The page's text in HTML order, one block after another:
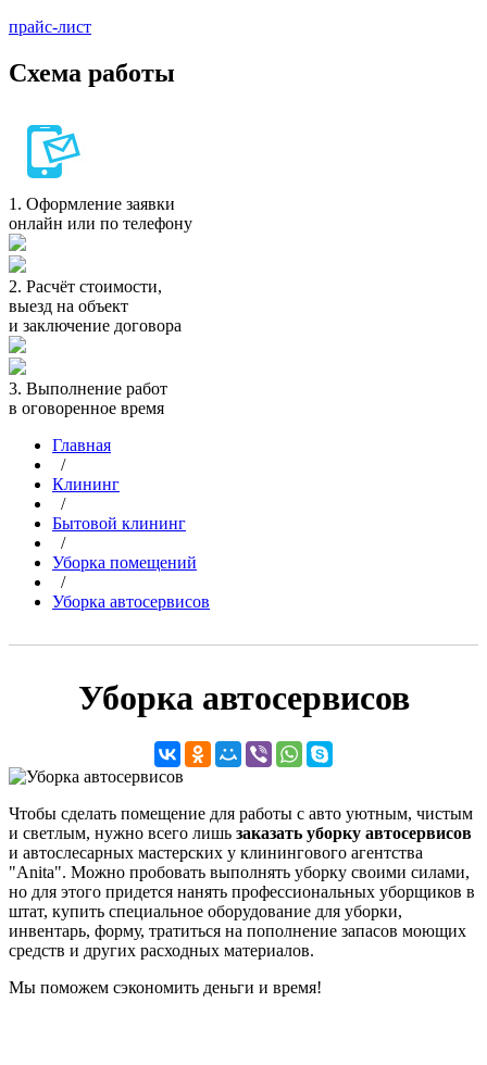
прайс-лист
Схема работы
1. Оформление заявки
онлайн или по телефону
2. Расчёт стоимости,
выезд на объект
и заключение договора
3. Выполнение работ
в оговоренное время
Главная
/
Клининг
/
Бытовой клининг
/
Уборка помещений
/
Уборка автосервисов
Уборка автосервисов
Чтобы сделать помещение для работы с авто уютным, чистым
и светлым, нужно всего лишь заказать уборку автосервисов
и автослесарных мастерских у клинингового агентства
"Anita". Можно пробовать выполнять уборку своими силами,
но для этого придется нанять профессиональных уборщиков в
штат, купить специальное оборудование для уборки,
инвентарь, форму, тратиться на пополнение запасов моющих
средств и других расходных материалов.
Мы поможем сэкономить деньги и время!